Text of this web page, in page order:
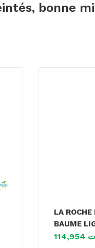
bonne
LA ROCHE
BAUME